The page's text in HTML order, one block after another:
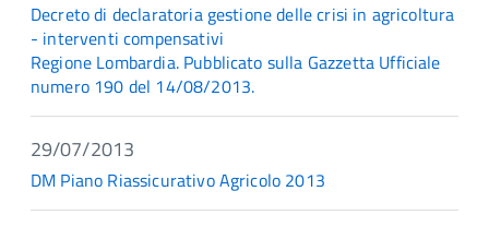
Decreto di declaratoria gestione delle crisi in agricoltura
- interventi compensativi
Regione Lombardia. Pubblicato sulla Gazzetta Ufficiale
numero 190 del 14/08/2013.
29/07/2013
DM Piano Riassicurativo Agricolo 2013